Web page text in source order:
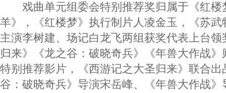
戏曲单元组委会特别推荐奖归属于《红楼
羊》，《红楼梦》执行制片人凌金玉，《苏
主演李树建、场记白龙飞两组获奖代表上台
归来》《龙之谷：破晓奇兵》《年兽大作战
特别推荐影片，《西游记之大圣归来》联合
谷：破晓奇兵》导演宋岳峰、《年兽大作战